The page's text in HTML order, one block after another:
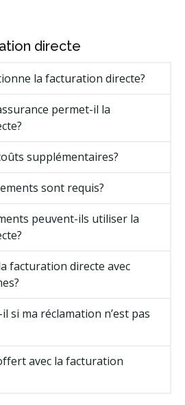
directe
la facturation directe?
permet-il la
supplémentaires?
sont requis?
peuvent-ils utiliser la
facturation directe avec
si ma réclamation n’est pas
avec la facturation